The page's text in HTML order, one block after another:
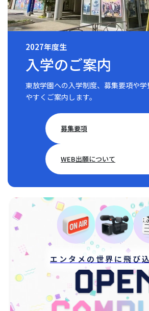
2027年度生
入学のご案内
東放学園への入学制度、募集要項や学
やすくご案内します。
募集要項
WEB出願について
エンタメの世界に飛び